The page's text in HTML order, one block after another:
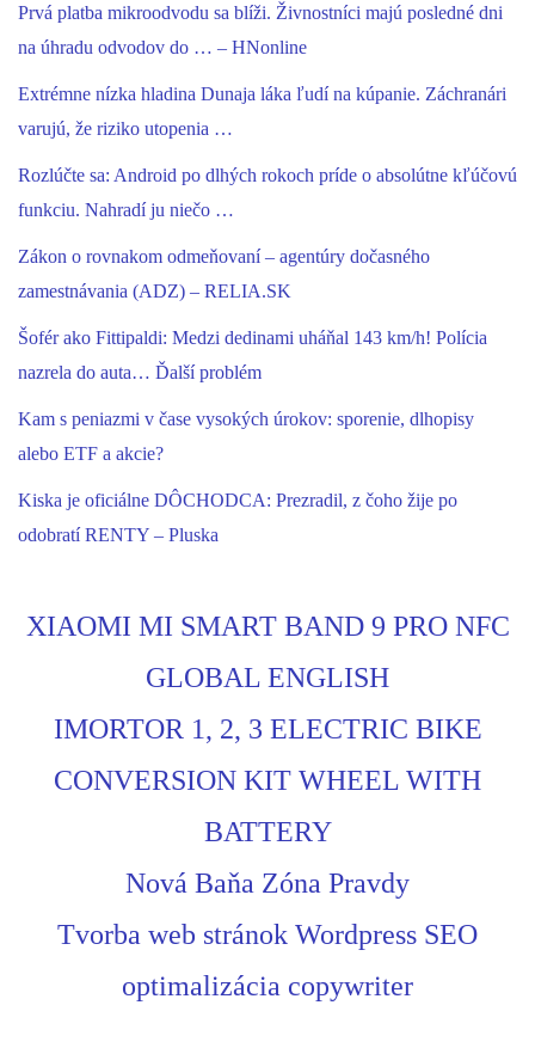
Prvá platba mikroodvodu sa blíži. Živnostníci majú posledné dni
na úhradu odvodov do … – HNonline
Extrémne nízka hladina Dunaja láka ľudí na kúpanie. Záchranári
varujú, že riziko utopenia …
Rozlúčte sa: Android po dlhých rokoch príde o absolútne kľúčovú
funkciu. Nahradí ju niečo …
Zákon o rovnakom odmeňovaní – agentúry dočasného
zamestnávania (ADZ) – RELIA.SK
Šofér ako Fittipaldi: Medzi dedinami uháňal 143 km/h! Polícia
nazrela do auta… Ďalší problém
Kam s peniazmi v čase vysokých úrokov: sporenie, dlhopisy
alebo ETF a akcie?
Kiska je oficiálne DÔCHODCA: Prezradil, z čoho žije po
odobratí RENTY – Pluska
XIAOMI MI SMART BAND 9 PRO NFC
GLOBAL ENGLISH
IMORTOR 1, 2, 3 ELECTRIC BIKE
CONVERSION KIT WHEEL WITH
BATTERY
Nová Baňa Zóna Pravdy
Tvorba web stránok Wordpress SEO
optimalizácia copywriter